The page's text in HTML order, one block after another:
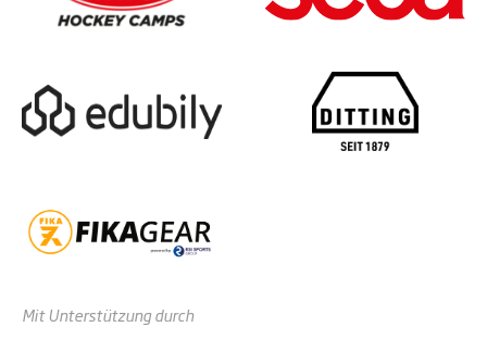
Mit Unterstützung durch